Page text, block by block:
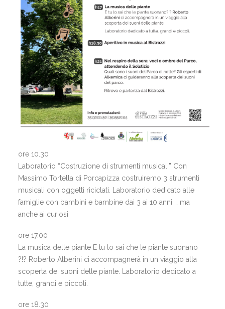
ore 10.30
Laboratorio “Costruzione di strumenti musicali” Con
Massimo Tortella di Porcapizza costruiremo 3 strumenti
musicali con oggetti riciclati. Laboratorio dedicato alle
famiglie con bambini e bambine dai 3 ai 10 anni … ma
anche ai curiosi
ore 17.00
La musica delle piante E tu lo sai che le piante suonano
?!? Roberto Alberini ci accompagnerà in un viaggio alla
scoperta dei suoni delle piante. Laboratorio dedicato a
tutte, grandi e piccoli.
ore 18.30